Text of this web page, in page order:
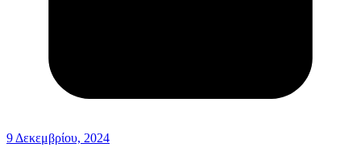
9 Δεκεμβρίου, 2024